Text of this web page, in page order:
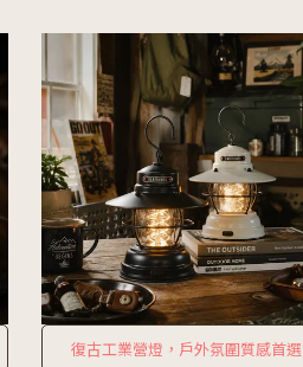
復古工業營燈，戶外氛圍質感首選